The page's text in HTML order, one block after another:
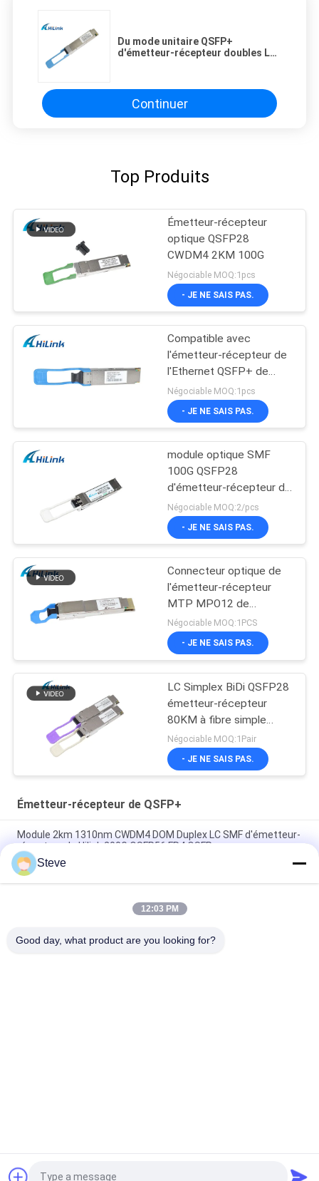
Du mode unitaire QSFP+
d'émetteur-récepteur doubles LC
Continuer
Top Produits
Émetteur-récepteur
optique QSFP28
CWDM4 2KM 100G
Négociable MOQ:1pcs
- JE NE SAIS PAS.
Compatible avec
l'émetteur-récepteur de
l'Ethernet QSFP+ de
CISCO 100Gb QSFP28
LR4 25KM
Négociable MOQ:1pcs
- JE NE SAIS PAS.
module optique SMF
100G QSFP28
d'émetteur-récepteur de
1310nm LC
Négociable MOQ:2/pcs
- JE NE SAIS PAS.
Connecteur optique de
l'émetteur-récepteur
MTP MPO12 de
QSFPDD DR4 400G pour
5G Data Center
Négociable MOQ:1PCS
- JE NE SAIS PAS.
LC Simplex BiDi QSFP28
émetteur-récepteur
80KM à fibre simple
mode unique DDM
Négociable MOQ:1Pair
- JE NE SAIS PAS.
Émetteur-récepteur de QSFP+
Module 2km 1310nm CWDM4 DOM Duplex LC SMF d'émetteur-
récepteur de Hilink 200G QSFP56 FR4 QSFP
Double émetteur-récepteur DWDM 80KM 100G SMF QSFP28-
100G-ZR4 du CS QSFP+ pour FTTH
Module optique d'émetteur-récepteur de fibre de l'émetteur-
Steve
12:03 PM
Good day, what product are you looking for?